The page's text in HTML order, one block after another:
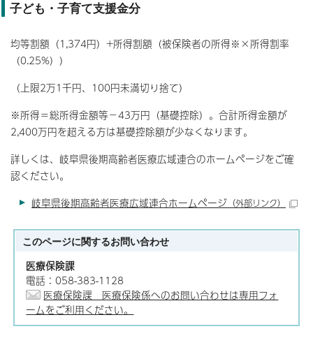
子ども・子育て支援金分
均等割額（1,374円）+所得割額（被保険者の所得※×所得割率
（0.25%））
（上限2万1千円、100円未満切り捨て）
※所得＝総所得金額等－43万円（基礎控除）。合計所得金額が
2,400万円を超える方は基礎控除額が少なくなります。
詳しくは、岐阜県後期高齢者医療広域連合のホームページをご確
認ください。
岐阜県後期高齢者医療広域連合ホームページ （外部リンク）
このページに関するお問い合わせ
医療保険課
電話：058-383-1128
医療保険課 医療保険係へのお問い合わせは専用フォ
ームをご利用ください。